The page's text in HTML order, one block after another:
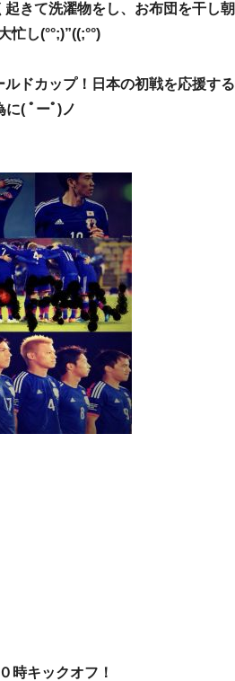
きて洗濯物をし、お布団を干し朝
忙し(°°;)”((;°°)
ドカップ！ 日本の初戦を応援する
に( ﾟーﾟ)ノ
時キックオフ！